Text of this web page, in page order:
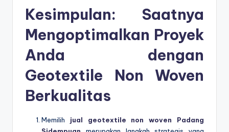
Kesimpulan: Saatnya
Mengoptimalkan Proyek
Anda dengan
Geotextile Non Woven
Berkualitas
Memilih jual geotextile non woven Padang